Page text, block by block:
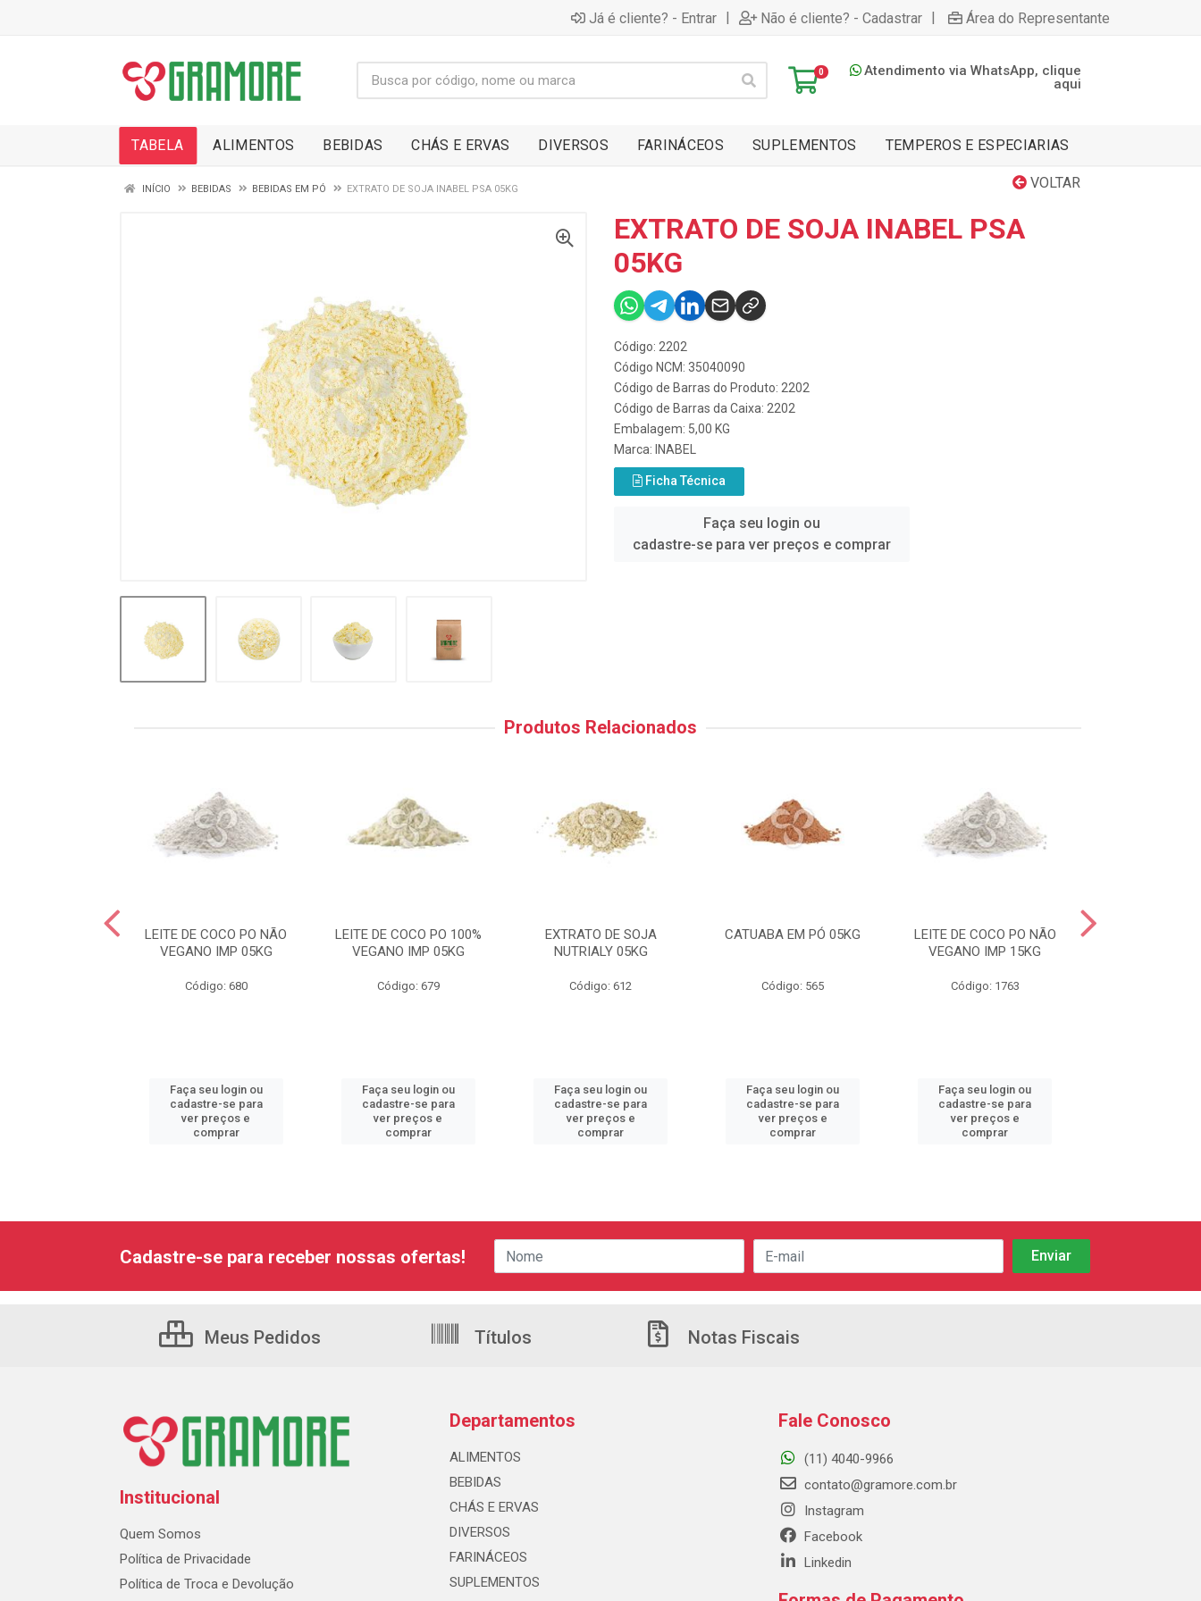
Já é cliente? - Entrar | Não é cliente? - Cadastrar | Área do Representante
0
Atendimento via WhatsApp, clique
aqui
TABELA ALIMENTOS BEBIDAS CHÁS E ERVAS DIVERSOS FARINÁCEOS SUPLEMENTOS TEMPEROS E ESPECIARIAS
VOLTAR
INÍCIO BEBIDAS BEBIDAS EM PÓ EXTRATO DE SOJA INABEL PSA 05KG
EXTRATO DE SOJA INABEL PSA
05KG
Código: 2202
Código NCM: 35040090
Código de Barras do Produto: 2202
Código de Barras da Caixa: 2202
Embalagem: 5,00 KG
Marca: INABEL
Ficha Técnica
Faça seu login ou
cadastre-se para ver preços e comprar
Produtos Relacionados
LEITE DE COCO PO NÃO
VEGANO IMP 05KG
Código: 680
Faça seu login ou
cadastre-se para
ver preços e
comprar
LEITE DE COCO PO 100%
VEGANO IMP 05KG
Código: 679
Faça seu login ou
cadastre-se para
ver preços e
comprar
EXTRATO DE SOJA
NUTRIALY 05KG
Código: 612
Faça seu login ou
cadastre-se para
ver preços e
comprar
CATUABA EM PÓ 05KG
Código: 565
Faça seu login ou
cadastre-se para
ver preços e
comprar
LEITE DE COCO PO NÃO
VEGANO IMP 15KG
Código: 1763
Faça seu login ou
cadastre-se para
ver preços e
comprar
Cadastre-se para receber nossas ofertas!
Meus Pedidos Títulos Notas Fiscais
Institucional
Quem Somos
Política de Privacidade
Política de Troca e Devolução
Departamentos
ALIMENTOS
BEBIDAS
CHÁS E ERVAS
DIVERSOS
FARINÁCEOS
SUPLEMENTOS
Fale Conosco
(11) 4040-9966
contato@gramore.com.br
Instagram
Facebook
Linkedin